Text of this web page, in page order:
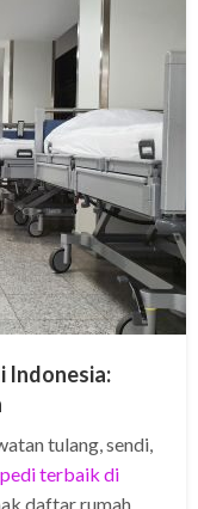
Indonesia:
tulang, sendi,
terbaik di
daftar rumah